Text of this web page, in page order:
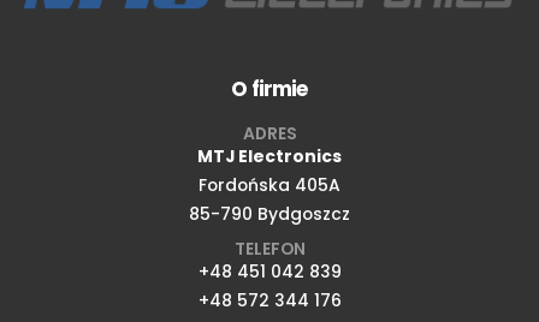
O firmie
ADRES
MTJ Electronics
Fordońska 405A
85-790 Bydgoszcz
TELEFON
+48 451 042 839
+48 572 344 176